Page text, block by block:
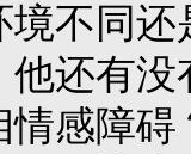
境不同
他还有
情感障碍